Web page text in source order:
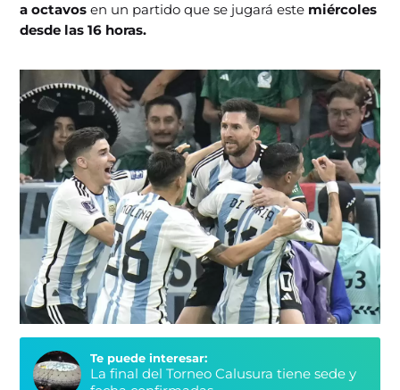
a octavos en un partido que se jugará este miércoles
desde las 16 horas.
Te puede interesar:
La final del Torneo Calusura tiene sede y